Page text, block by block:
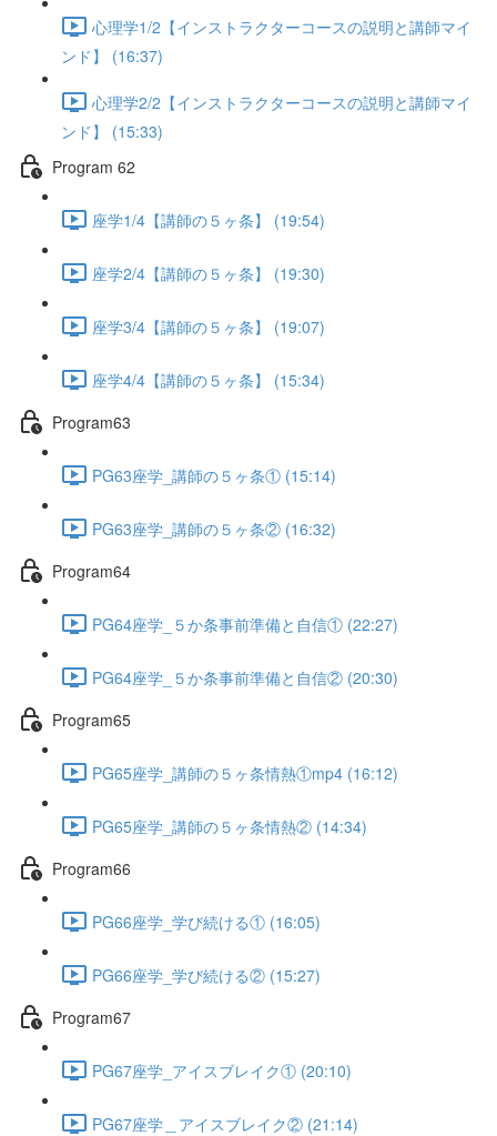
心理学1/2【インストラクターコースの説明と講師マイ
ンド】 (16:37)
心理学2/2【インストラクターコースの説明と講師マイ
ンド】 (15:33)
Program 62
座学1/4【講師の５ヶ条】 (19:54)
座学2/4【講師の５ヶ条】 (19:30)
座学3/4【講師の５ヶ条】 (19:07)
座学4/4【講師の５ヶ条】 (15:34)
Program63
PG63座学_講師の５ヶ条① (15:14)
PG63座学_講師の５ヶ条② (16:32)
Program64
PG64座学_５か条事前準備と自信① (22:27)
PG64座学_５か条事前準備と自信② (20:30)
Program65
PG65座学_講師の５ヶ条情熱①mp4 (16:12)
PG65座学_講師の５ヶ条情熱② (14:34)
Program66
PG66座学_学び続ける① (16:05)
PG66座学_学び続ける② (15:27)
Program67
PG67座学_アイスブレイク① (20:10)
PG67座学＿アイスブレイク② (21:14)